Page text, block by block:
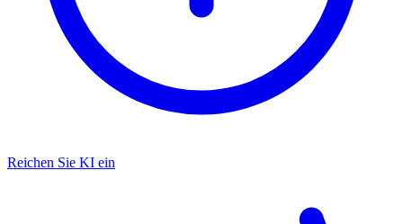
Reichen Sie KI ein